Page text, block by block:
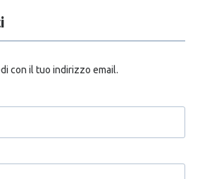
con il tuo indirizzo email.